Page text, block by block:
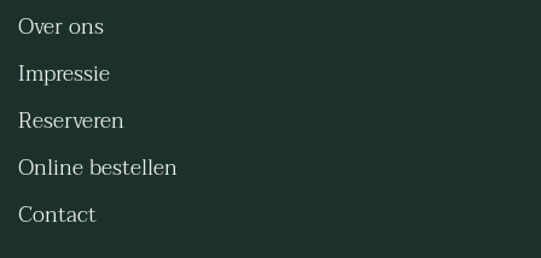
Over ons
Impressie
Reserveren
Online bestellen
Contact